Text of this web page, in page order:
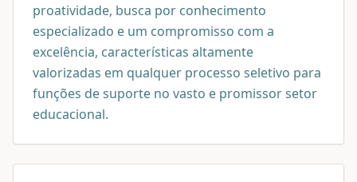
proatividade, busca por conhecimento
especializado e um compromisso com a
excelência, características altamente
valorizadas em qualquer processo seletivo para
funções de suporte no vasto e promissor setor
educacional.